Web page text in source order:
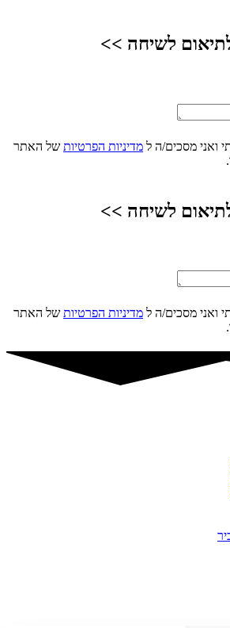
לשיחה >>
ואני מסכים/ה ל מדיניות הפרטיות של האתר
לשיחה >>
ואני מסכים/ה ל מדיניות הפרטיות של האתר